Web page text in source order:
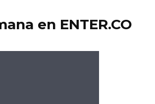
en ENTER.CO